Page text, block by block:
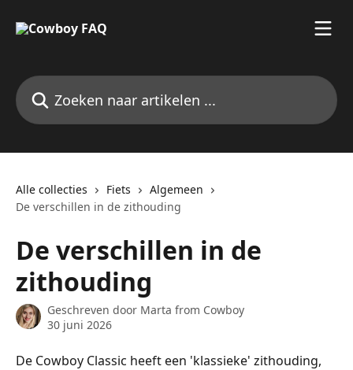
Zoeken naar artikelen ...
Alle collecties Fiets
Algemeen
De verschillen in de zithouding
De verschillen in de
zithouding
Geschreven door Marta from Cowboy
30 juni 2026
De Cowboy Classic heeft een 'klassieke' zithouding,